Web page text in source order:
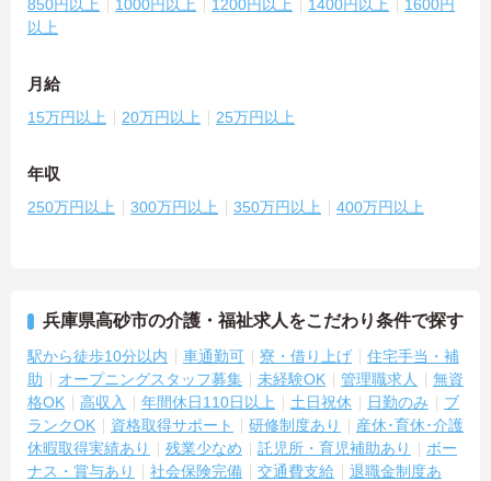
850円以上 1000円以上 1200円以上 1400円以上
1600円
以上
月給
15万円以上 20万円以上 25万円以上
年収
250万円以上 300万円以上 350万円以上 400万円以上
兵庫県高砂市の介護・福祉求人をこだわり条件で探す
駅から徒歩10分以内 車通勤可 寮・借り上げ
住宅手当・補
助
オープニングスタッフ募集 未経験OK 管理職求人
無資
格OK
高収入 年間休日110日以上 土日祝休 日勤のみ
ブ
ランクOK
資格取得サポート 研修制度あり
産休･育休･介護
休暇取得実績あり
残業少なめ 託児所・育児補助あり
ボー
ナス・賞与あり
社会保険完備 交通費支給
退職金制度あ